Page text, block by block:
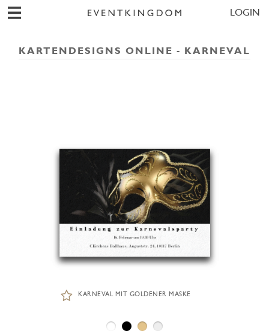
LOGIN
KARTENDESIGNS ONLINE - KARNEVAL
KARNEVAL MIT GOLDENER MASKE